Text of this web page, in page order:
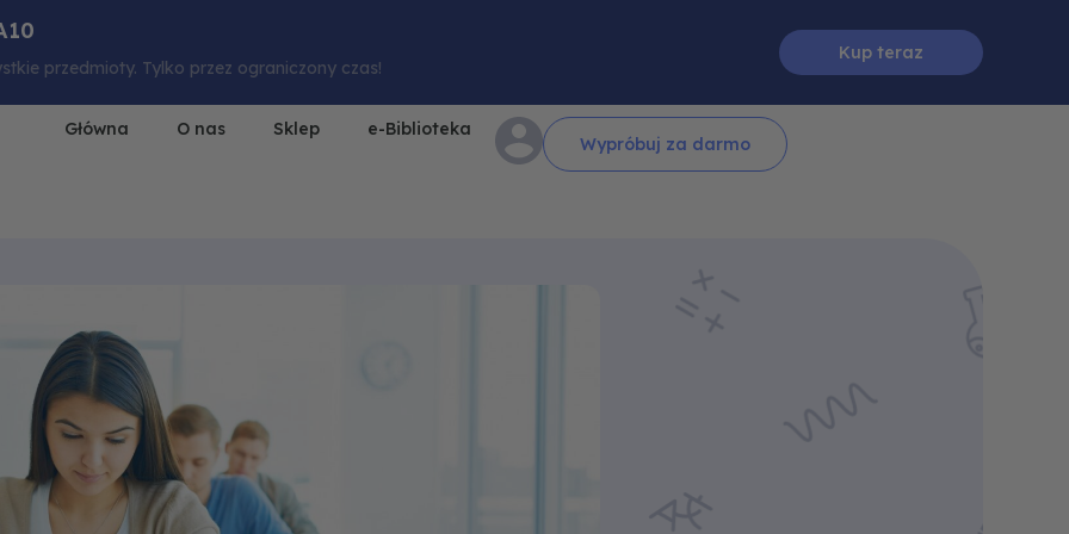
przedmioty. Tylko przez ograniczony czas!
Kup teraz
Główna O nas Sklep e-Biblioteka
Wypróbuj za darmo